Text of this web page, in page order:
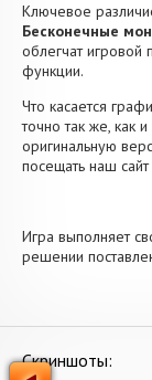
Ключевое
Бесконечные
облегчат игровой
функции.
Что касается
точно так же, как
оригинальную
посещать наш
Игра выполняет
решении
Скриншоты: